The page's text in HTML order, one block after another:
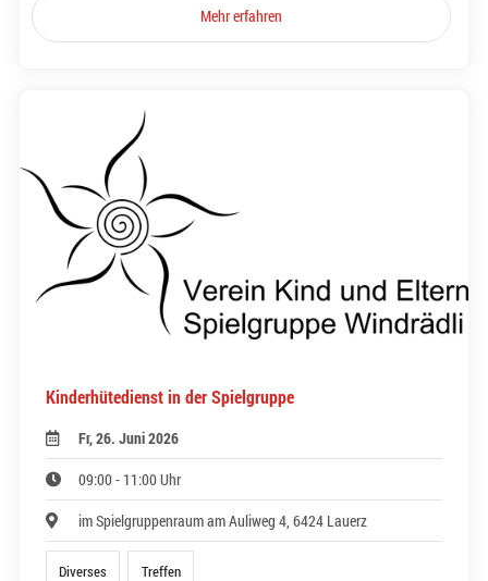
Mehr erfahren
Kinderhütedienst in der Spielgruppe
Fr, 26. Juni 2026
09:00 - 11:00 Uhr
im Spielgruppenraum am Auliweg 4, 6424 Lauerz
Diverses Treffen